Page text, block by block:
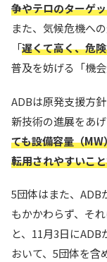
争やテロのターゲ
また、気候危機へ
「遅くて高く、危
普及を妨げる「機
ADBは原発支援方
新技術の進展をあげ
ても設備容量（
転用されやすいこ
5団体はまた、ADB
もかかわらず、そ
と、11月3日に
おいて、5団体を含